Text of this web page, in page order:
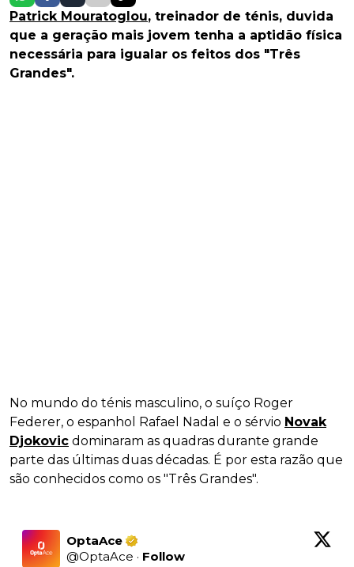
Patrick Mouratoglou, treinador de ténis, duvida
que a geração mais jovem tenha a aptidão física
necessária para igualar os feitos dos "Três
Grandes".
No mundo do ténis masculino, o suíço Roger
Federer, o espanhol Rafael Nadal e o sérvio Novak
Djokovic dominaram as quadras durante grande
parte das últimas duas décadas. É por esta razão que
são conhecidos como os "Três Grandes".
OptaAce
@OptaAce · Follow